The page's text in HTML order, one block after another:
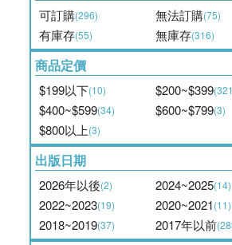
可訂購(296) 無法訂購(75)
有庫存(55) 無庫存(316)
商品定價
$199以下(10) $200~$399
$400~$599(34) $600~$799(3)
$800以上(3)
出版日期
2026年以後(2) 2024~2025(14)
2022~2023(19) 2020~2021(11)
2018~2019(37) 2017年以前